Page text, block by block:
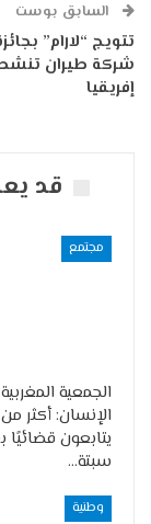
السابق بوست
تتويج “لارام”
شركة طيران
إفريقيا
قد
مجتمع
الجمعية
يتابعون قضائيًا
سبتة…
وطنية